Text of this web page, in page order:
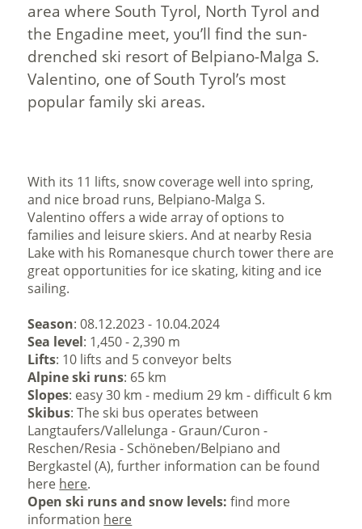
area where South Tyrol, North Tyrol and
the Engadine meet, you’ll find the sun-
drenched ski resort of Belpiano-Malga S.
Valentino, one of South Tyrol’s most
popular family ski areas.
With its 11 lifts, snow coverage well into spring,
and nice broad runs, Belpiano-Malga S.
Valentino offers a wide array of options to
families and leisure skiers. And at nearby Resia
Lake with his Romanesque church tower there are
great opportunities for ice skating, kiting and ice
sailing.
Season: 08.12.2023 - 10.04.2024
Sea level: 1,450 - 2,390 m
Lifts: 10 lifts and 5 conveyor belts
Alpine ski runs: 65 km
Slopes: easy 30 km - medium 29 km - difficult 6 km
Skibus:The ski bus operates between
Langtaufers/Vallelunga - Graun/Curon -
Reschen/Resia - Schöneben/Belpiano and
Bergkastel (A), further information can be found
here here.
Open ski runs and snow levels: find more
information here